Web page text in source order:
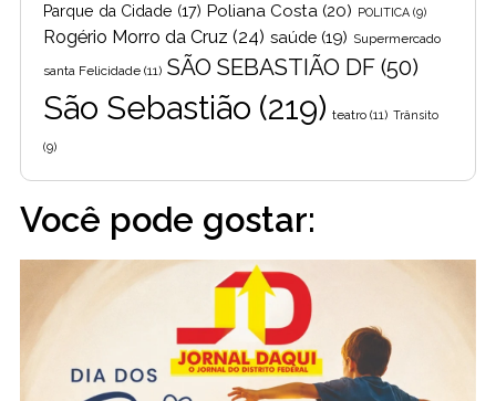
Parque da Cidade (17) Poliana Costa (20) POLITICA (9)
Rogério Morro da Cruz (24) saúde (19) Supermercado
santa Felicidade (11) SÃO SEBASTIÃO DF (50)
São Sebastião (219) teatro (11) Trânsito
(9)
Você pode gostar: